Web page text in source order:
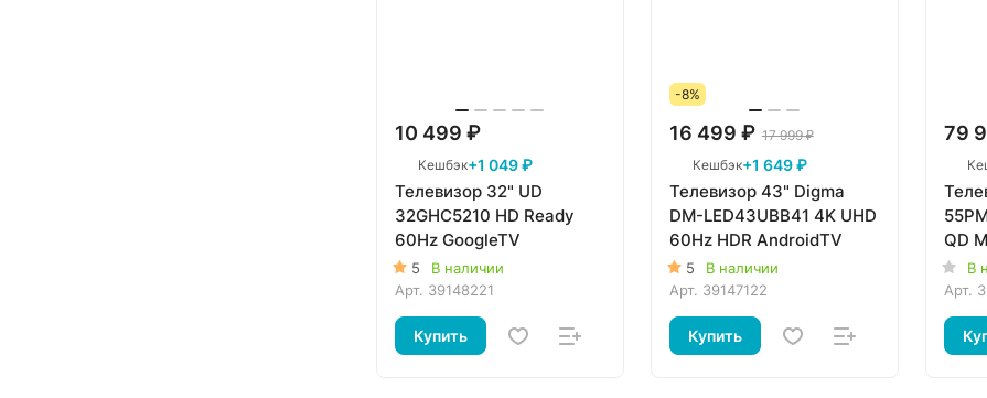
10 499 ₽
Кешбэк+1 049 ₽
Телевизор 32" UD
32GHC5210 HD Ready
60Hz GoogleTV
5
В наличии
Арт. 39148221
Купить
-8%
16 499 ₽ 17 999 ₽
Кешбэк+1 649 ₽
Телевизор 43" Digma
DM-LED43UBB41 4K UHD
60Hz HDR AndroidTV
5
В наличии
Арт. 39147122
Купить
79
QD
В
Арт.